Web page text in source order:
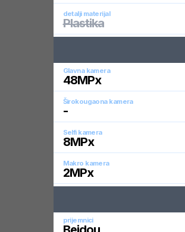
detalji materijal
Plastika
Glavna kamera
48MPx
Širokougaona kamera
-
Selfi kamera
8MPx
Makro kamera
2MPx
prijemnici